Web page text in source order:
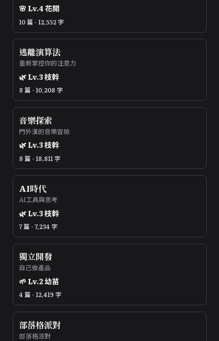
🌸 Lv.4花開
10 篇 · 12,552 字
逃離演算法
重新掌控你的注意力
🌿Lv.3枝幹
8 篇 · 10,208 字
音樂探索
門外漢的音樂冒險
🌿Lv.3枝幹
8 篇 · 18,811 字
AI時代
AI工具與思考
🌿Lv.3枝幹
7 篇 · 7,234 字
獨立開發
自己做產品
🌱 Lv.2幼苗
4 篇 · 12,419 字
部落格派對
部落格派對